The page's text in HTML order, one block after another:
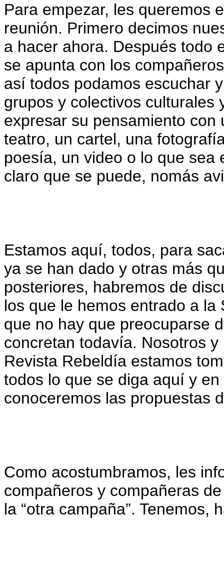
Para empezar, les queremos
reunión. Primero decimos
a hacer ahora. Después todo
se apunta con los
así todos podamos escuchar
grupos y colectivos
expresar su pensamiento
teatro, un cartel, una
poesía, un video o lo que sea
claro que se puede, nomás
Estamos aquí, todos, para
ya se han dado y otras más
posteriores, habremos de
los que le hemos entrado a la
que no hay que preocuparse
concretan todavía. Nosotros
Revista Rebeldía estamos
todos lo que se diga aquí y
conoceremos las propuestas
Como acostumbramos, les
compañeros y compañeras
la “otra campaña”. Tenemos,